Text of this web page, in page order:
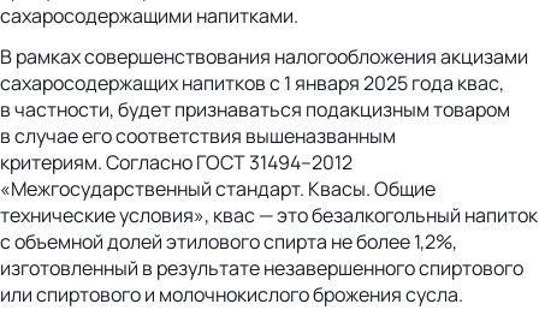
сахаросодержащими напитками.
В рамках совершенствования налогообложения акцизами
сахаросодержащих напитков с 1 января 2025 года квас,
в частности, будет признаваться подакцизным товаром
в случае его соответствия вышеназванным
критериям. Согласно ГОСТ 31494–2012
«Межгосударственный стандарт. Квасы. Общие
технические условия», квас — это безалкогольный напиток
с объемной долей этилового спирта не более 1,2%,
изготовленный в результате незавершенного спиртового
или спиртового и молочнокислого брожения сусла.